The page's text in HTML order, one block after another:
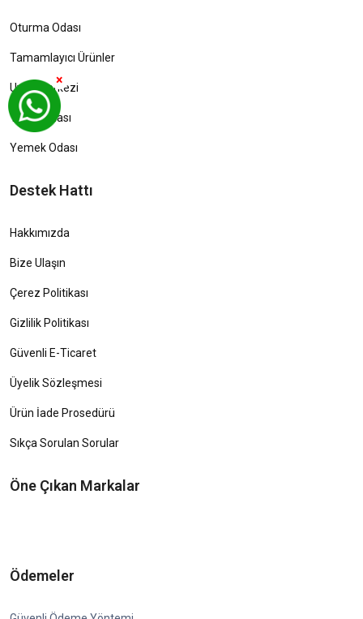
Oturma Odası
Tamamlayıcı Ürünler
Uyku Merkezi
Yatak Odası
Yemek Odası
Destek Hattı
Hakkımızda
Bize Ulaşın
Çerez Politikası
Gizlilik Politikası
Güvenli E-Ticaret
Üyelik Sözleşmesi
Ürün İade Prosedürü
Sıkça Sorulan Sorular
Öne Çıkan Markalar
Ödemeler
×